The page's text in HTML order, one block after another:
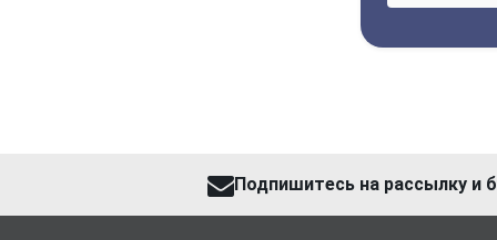
Подпишитесь на рассылку и